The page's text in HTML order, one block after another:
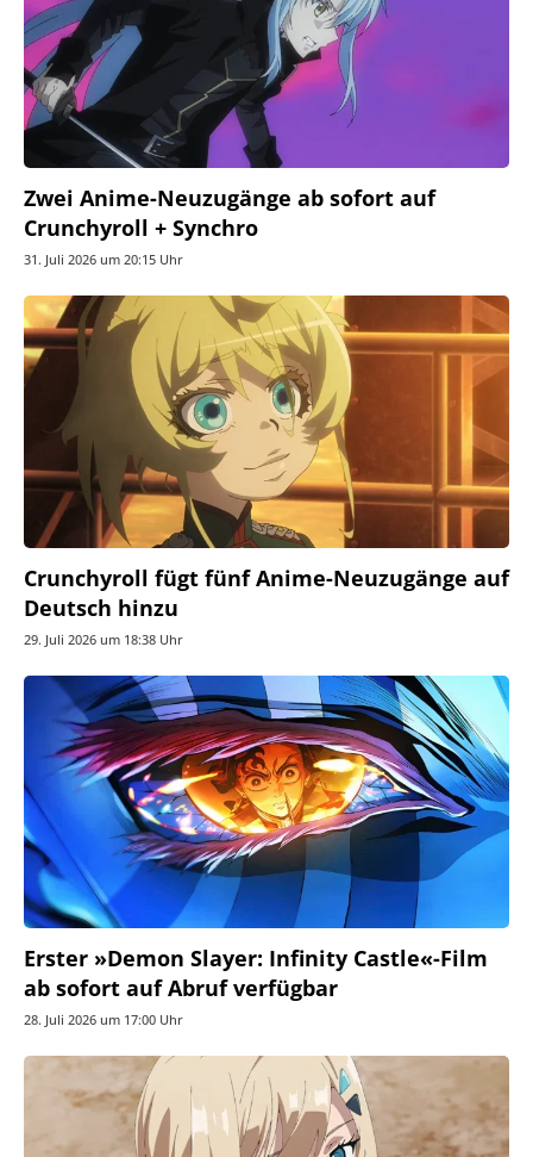
Zwei Anime-Neuzugänge ab sofort auf
Crunchyroll + Synchro
31. Juli 2026 um 20:15 Uhr
Crunchyroll fügt fünf Anime-Neuzugänge auf
Deutsch hinzu
29. Juli 2026 um 18:38 Uhr
Erster »Demon Slayer: Infinity Castle«-Film
ab sofort auf Abruf verfügbar
28. Juli 2026 um 17:00 Uhr